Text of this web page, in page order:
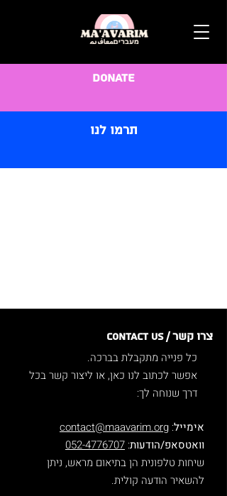
Donate
תרמו לנו
צרו קשר / Contact us
כל פנייה מתקבלת בברכה.
אפשר לכתוב לנו כאן, או ליצור קשר בכל
דרך שנוחה לך:
אימייל:
contact@maavarim.org
וואטסאפ/הודעות:
052-4776707
שיחות טלפונית הן בתיאום מראש, ניתן
להשאיר הודעה קולית.